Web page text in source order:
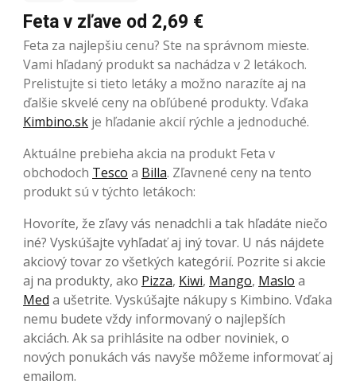
Feta v zľave od 2,69 €
Feta za najlepšiu cenu? Ste na správnom mieste.
Vami hľadaný produkt sa nachádza v 2 letákoch.
Prelistujte si tieto letáky a možno narazíte aj na
ďalšie skvelé ceny na obľúbené produkty. Vďaka
Kimbino.sk je hľadanie akcií rýchle a jednoduché.
Aktuálne prebieha akcia na produkt Feta v
obchodoch Tesco a Billa. Zľavnené ceny na tento
produkt sú v týchto letákoch:
Hovoríte, že zľavy vás nenadchli a tak hľadáte niečo
iné? Vyskúšajte vyhľadať aj iný tovar. U nás nájdete
akciový tovar zo všetkých kategórií. Pozrite si akcie
aj na produkty, ako Pizza, Kiwi, Mango, Maslo a
Med a ušetrite. Vyskúšajte nákupy s Kimbino. Vďaka
nemu budete vždy informovaný o najlepších
akciách. Ak sa prihlásite na odber noviniek, o
nových ponukách vás navyše môžeme informovať aj
emailom.